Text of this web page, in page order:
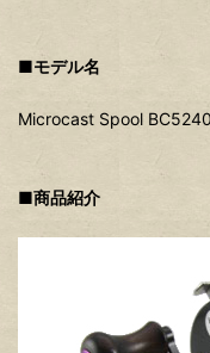
■モデル名
Microcast Spool
■商品紹介